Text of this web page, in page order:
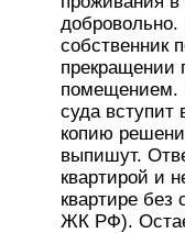
добровольно.
собственник
прекращении
помещением.
суда вступит
копию
выпишут.
квартирой и
квартире без
ЖК РФ).